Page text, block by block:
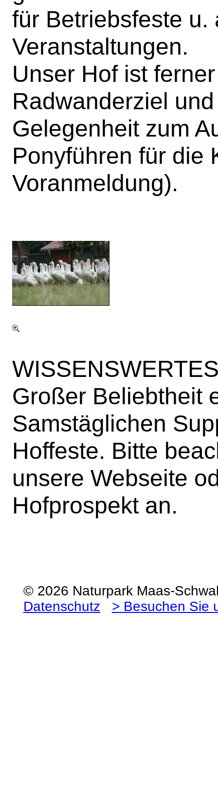
für Betriebsfeste u.
Veranstaltungen.
Unser Hof ist
Radwanderziel
Gelegenheit zum
Ponyführen für die
Voranmeldung).
Großer Beliebtheit
Samstäglichen
Hoffeste. Bitte
unsere Webseite
Hofprospekt an.
© 2026 Naturpark Maas-
Datenschutz
> Besuchen Sie